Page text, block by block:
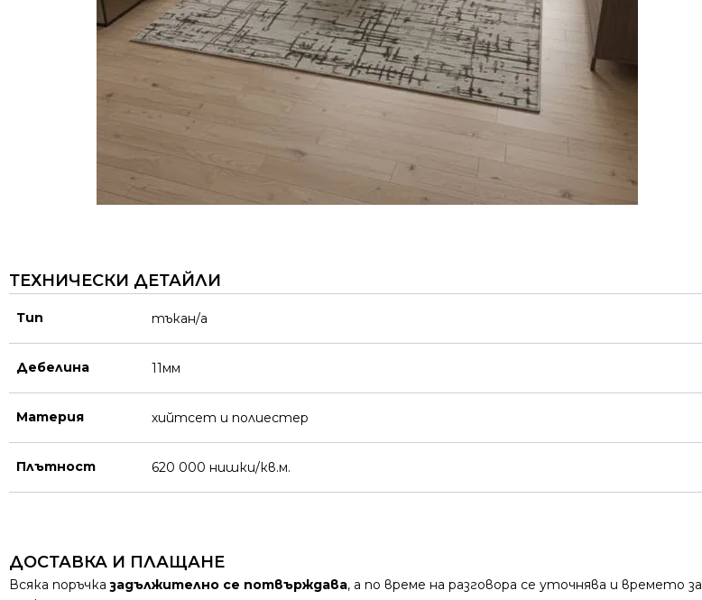
ТЕХНИЧЕСКИ ДЕТАЙЛИ
Тип тъкан/а
Дебелина 11мм
Материя хийтсет и полиестeр
Плътност 620 000 нишки/кв.м.
ДОСТАВКА И ПЛАЩАНЕ
Всяка поръчказадължително се потвърждава, а по време на разговора се уточнява и времето